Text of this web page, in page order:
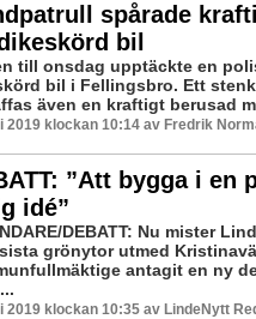
spårade
bil
till onsdag upptäckte en
bil i Fellingsbro. Ett
även en kraftigt berusad
2019 klockan 10:14 av Fredrik
”Att bygga i en
idé”
DEBATT: Nu mister
grönytor utmed
antagit en ny
2019 klockan 10:35 av LindeNytt